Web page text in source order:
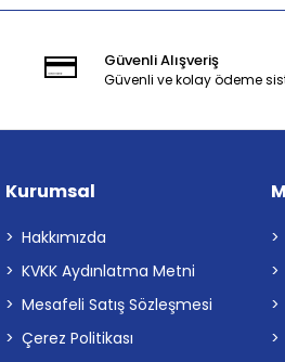
Güvenli Alışveriş
Güvenli ve kolay ödeme
Kurumsal
Hakkımızda
KVKK Aydınlatma Metni
Mesafeli Satış Sözleşmesi
Çerez Politikası